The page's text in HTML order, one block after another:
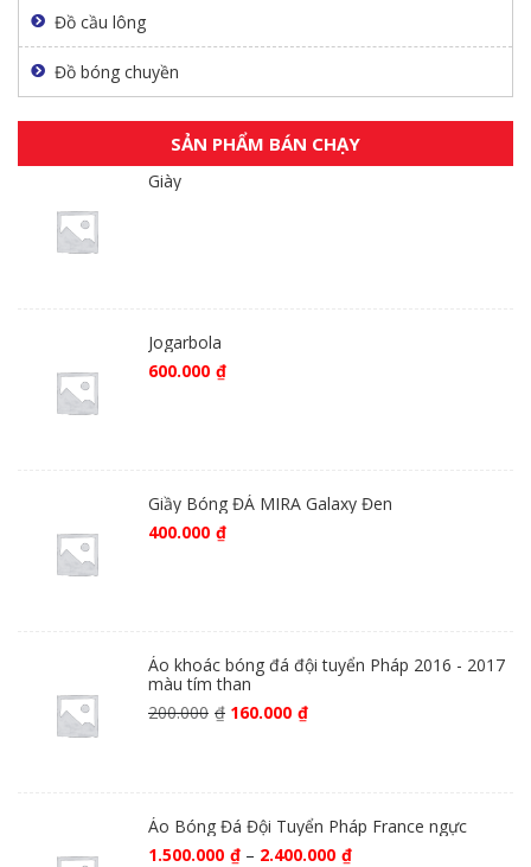
Đồ cầu lông
Đồ bóng chuyền
SẢN PHẨM BÁN CHẠY
Giày
Jogarbola
600.000 ₫
Giầy Bóng ĐÁ MIRA Galaxy Đen
400.000 ₫
Áo khoác bóng đá đội tuyển Pháp 2016 - 2017
màu tím than
200.000 ₫ 160.000 ₫
Áo Bóng Đá Đội Tuyển Pháp France ngực
1.500.000 ₫ – 2.400.000 ₫